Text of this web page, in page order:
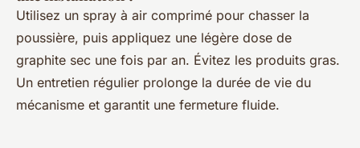
Utilisez un spray à air comprimé pour chasser la
poussière, puis appliquez une légère dose de
graphite sec une fois par an. Évitez les produits gras.
Un entretien régulier prolonge la durée de vie du
mécanisme et garantit une fermeture fluide.